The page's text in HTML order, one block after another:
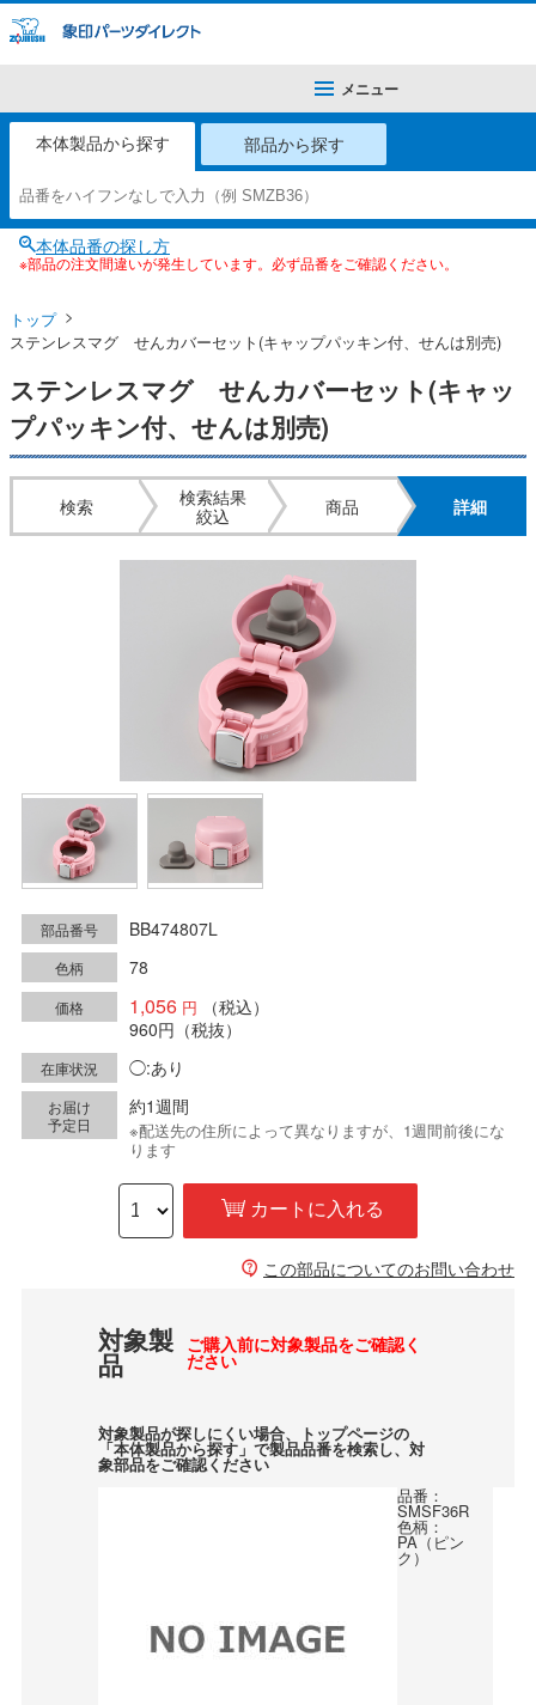
メニュー
本体製品から探す 部品から探す
本体品番の探し方
※部品の注文間違いが発生しています。必ず品番をご確認ください。
トップ
ステンレスマグ せんカバーセット(キャップパッキン付、せんは別売)
ステンレスマグ せんカバーセット(キャッ
プパッキン付、せんは別売)
検索
検索結果
絞込
商品 詳細
部品番号 BB474807L
色柄 78
価格 1,056
（税込）
960円 （税抜）
在庫状況 ◯:あり
お届け
予定日
約1週間
※配送先の住所によって異なりますが、1週間前後にな
ります
カートに入れる
この部品についてのお問い合わせ
対象製
品
ご購入前に対象製品をご確認く
ださい
対象製品が探しにくい場合、トップページの
「本体製品から探す」で製品品番を検索し、対
象部品をご確認ください
品番：
SMSF36R
色柄：
PA（ピン
ク）